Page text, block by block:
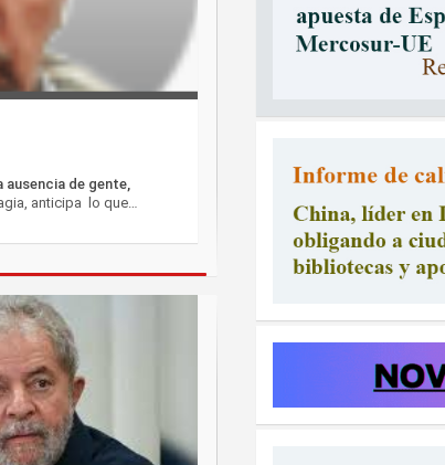
ausencia de gente,
anticipa lo que…